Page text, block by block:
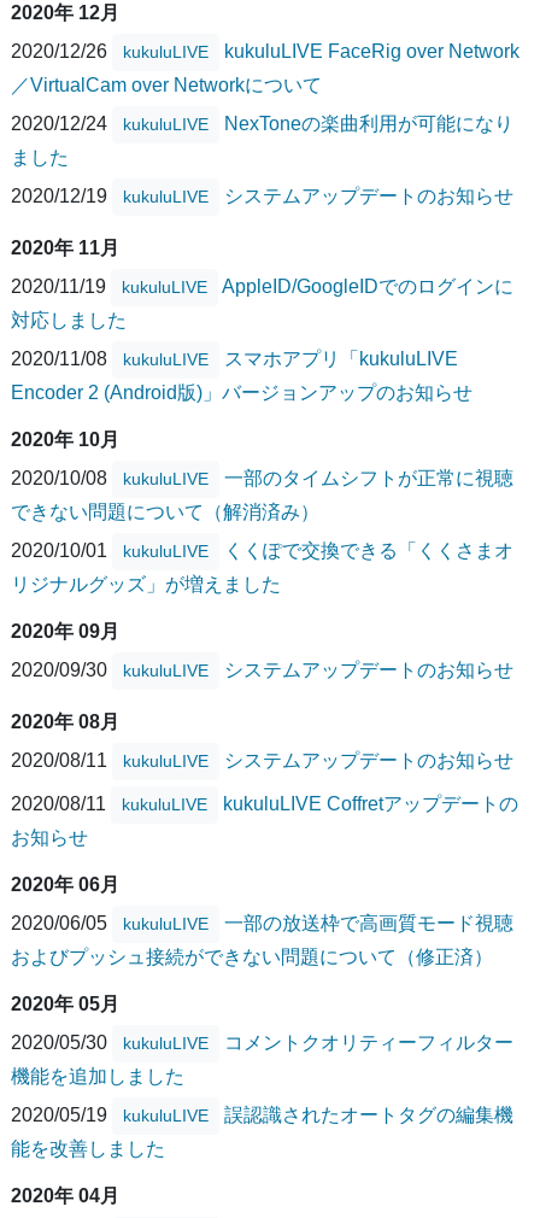
2020年 12月
2020/12/26
kukuluLIVE
kukuluLIVE FaceRig over Network
／VirtualCam over Networkについて
2020/12/24
kukuluLIVE
NexToneの楽曲利用が可能になり
ました
2020/12/19
kukuluLIVE システムアップデートのお知らせ
2020年 11月
2020/11/19
kukuluLIVE
AppleID/GoogleIDでのログインに
対応しました
2020/11/08
kukuluLIVE
スマホアプリ「kukuluLIVE
Encoder 2 (Android版)」バージョンアップのお知らせ
2020年 10月
2020/10/08
kukuluLIVE
一部のタイムシフトが正常に視聴
できない問題について（解消済み）
2020/10/01
kukuluLIVE
くくぽで交換できる「くくさまオ
リジナルグッズ」が増えました
2020年 09月
2020/09/30
kukuluLIVE システムアップデートのお知らせ
2020年 08月
2020/08/11
kukuluLIVE システムアップデートのお知らせ
2020/08/11 kukuluLIVE
kukuluLIVE Coffretアップデートの
お知らせ
2020年 06月
2020/06/05
kukuluLIVE
一部の放送枠で高画質モード視聴
およびプッシュ接続ができない問題について（修正済）
2020年 05月
2020/05/30
kukuluLIVE
コメントクオリティーフィルター
機能を追加しました
2020/05/19
kukuluLIVE
誤認識されたオートタグの編集機
能を改善しました
2020年 04月